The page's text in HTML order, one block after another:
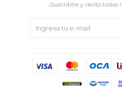
¡Suscribite y recibí todas